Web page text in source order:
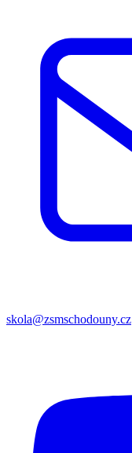
skola@zsmschodouny.cz